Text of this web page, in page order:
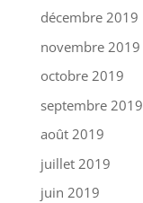
décembre 2019
novembre 2019
octobre 2019
septembre 2019
août 2019
juillet 2019
juin 2019